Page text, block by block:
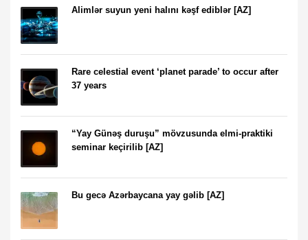
Alimlər suyun yeni halını kəşf ediblər [AZ]
Rare celestial event ‘planet parade’ to occur after
37 years
“Yay Günəş duruşu” mövzusunda elmi-praktiki
seminar keçirilib [AZ]
Bu gecə Azərbaycana yay gəlib [AZ]